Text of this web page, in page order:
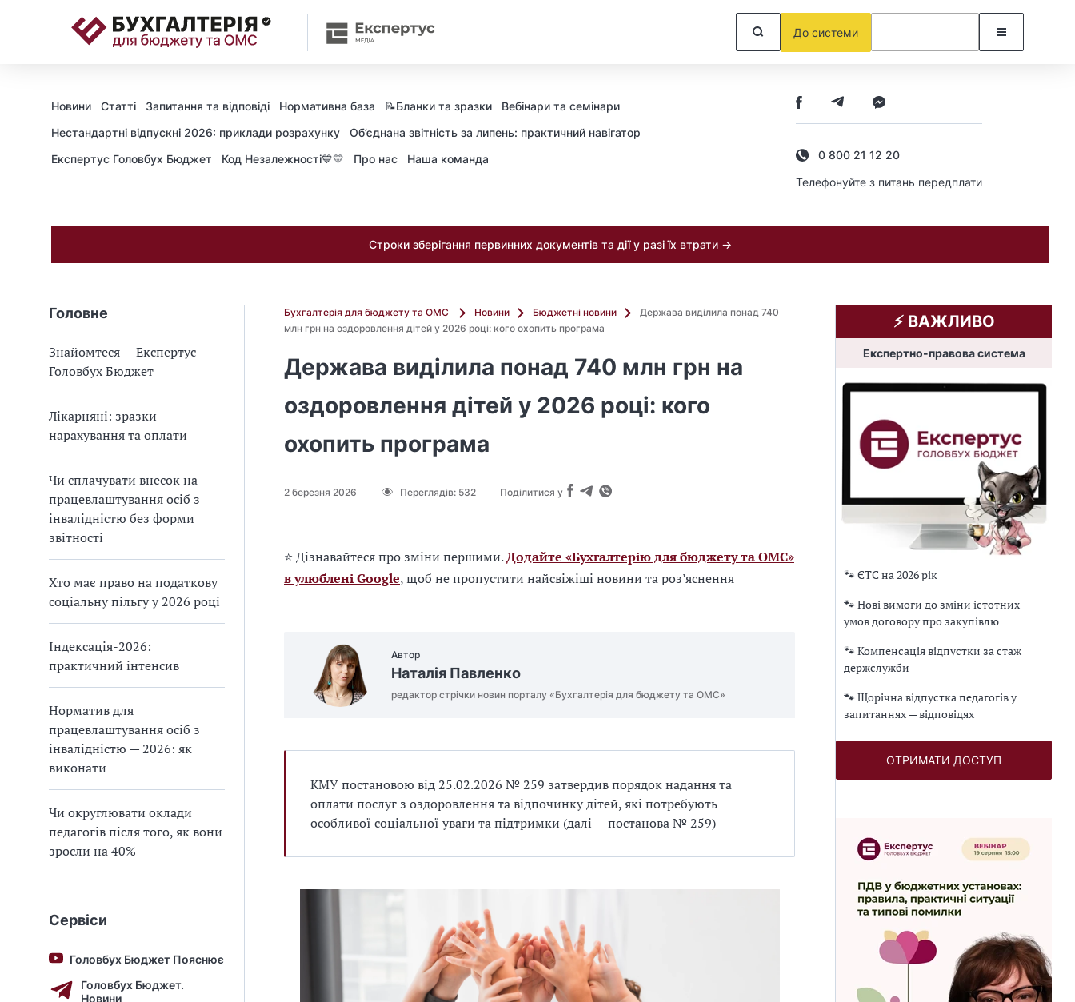
До системи
Новини Статті Запитання та відповіді Нормативна база 📝Бланки та зразки
Вебінари та семінари
Нестандартні відпускні 2026: приклади розрахунку
Об’єднана звітність за липень: практичний навігатор
Експертус Головбух Бюджет
Код Незалежності💙💛 Про нас Наша команда
0 800 21 12 20
Телефонуйте з питань передплати
Строки зберігання первинних документів та дії у разі їх втрати →
Головне
Знайомтеся — Експертус
Головбух Бюджет
Лікарняні: зразки
нарахування та оплати
Чи сплачувати внесок на
працевлаштування осіб з
інвалідністю без форми
звітності
Хто має право на податкову
соціальну пільгу у 2026 році
Індексація-2026:
практичний інтенсив
Норматив для
працевлаштування осіб з
інвалідністю — 2026: як
виконати
Чи округлювати оклади
педагогів після того, як вони
зросли на 40%
Сервіси
Головбух Бюджет Пояснює
Головбух Бюджет.
Новини
Бухгалтерія для бюджету та ОМС Новини Бюджетні новини
Держава виділила понад 740
млн грн на оздоровлення дітей у 2026 році: кого охопить програма
Держава виділила понад 740 млн грн на
оздоровлення дітей у 2026 році: кого
охопить програма
2 березня 2026 Переглядів: 532 Поділитися у
⭐ Дізнавайтеся про зміни першими.Додайте «Бухгалтерію для бюджету та ОМС»
в улюблені Google, щоб не пропустити найсвіжіші новини та роз’яснення
Автор
Наталія Павленко
редактор стрічки новин порталу «Бухгалтерія для бюджету та ОМС»
КМУ постановою від 25.02.2026 № 259 затвердив порядок надання та
оплати послуг з оздоровлення та відпочинку дітей, які потребують
особливої соціальної уваги та підтримки (далі — постанова № 259)
⚡️ ВАЖЛИВО
Експертно-правова система
🐾 ЄТС на 2026 рік
🐾 Нові вимоги до зміни істотних
умов договору про закупівлю
🐾 Компенсація відпустки за стаж
держслужби
🐾 Щорічна відпустка педагогів у
запитаннях — відповідях
ОТРИМАТИ ДОСТУП